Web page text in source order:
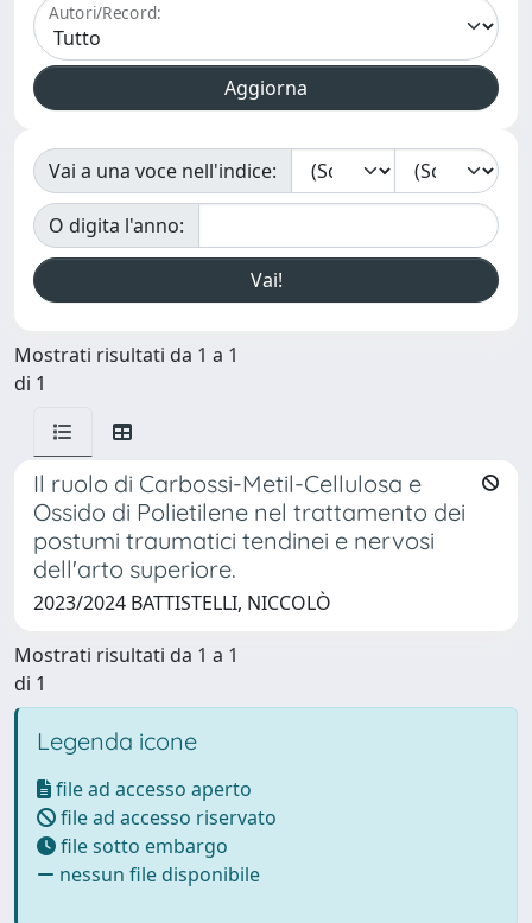
Autori/Record:
Vai a una voce nell'indice:
O digita l'anno:
Mostrati risultati da 1 a 1
di 1
Il ruolo di Carbossi-Metil-Cellulosa e
Ossido di Polietilene nel trattamento dei
postumi traumatici tendinei e nervosi
dell'arto superiore.
2023/2024 BATTISTELLI, NICCOLÒ
Mostrati risultati da 1 a 1
di 1
Legenda icone
file ad accesso aperto
file ad accesso riservato
file sotto embargo
nessun file disponibile